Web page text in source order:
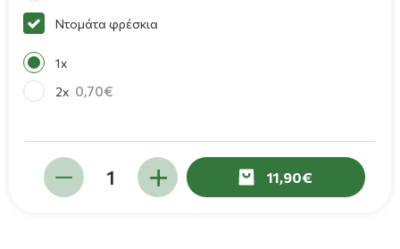
Ντομάτα φρέσκια
1x
2x 0,70
11,90